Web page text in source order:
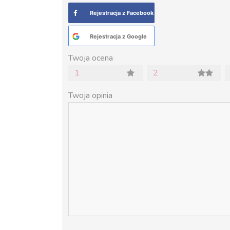
Rejestracja z Facebook
Rejestracja z Google
Twoja ocena
1
2
Twoja opinia